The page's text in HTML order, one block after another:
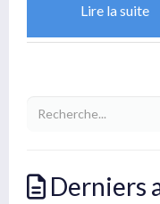
Lire la suite
Derniers